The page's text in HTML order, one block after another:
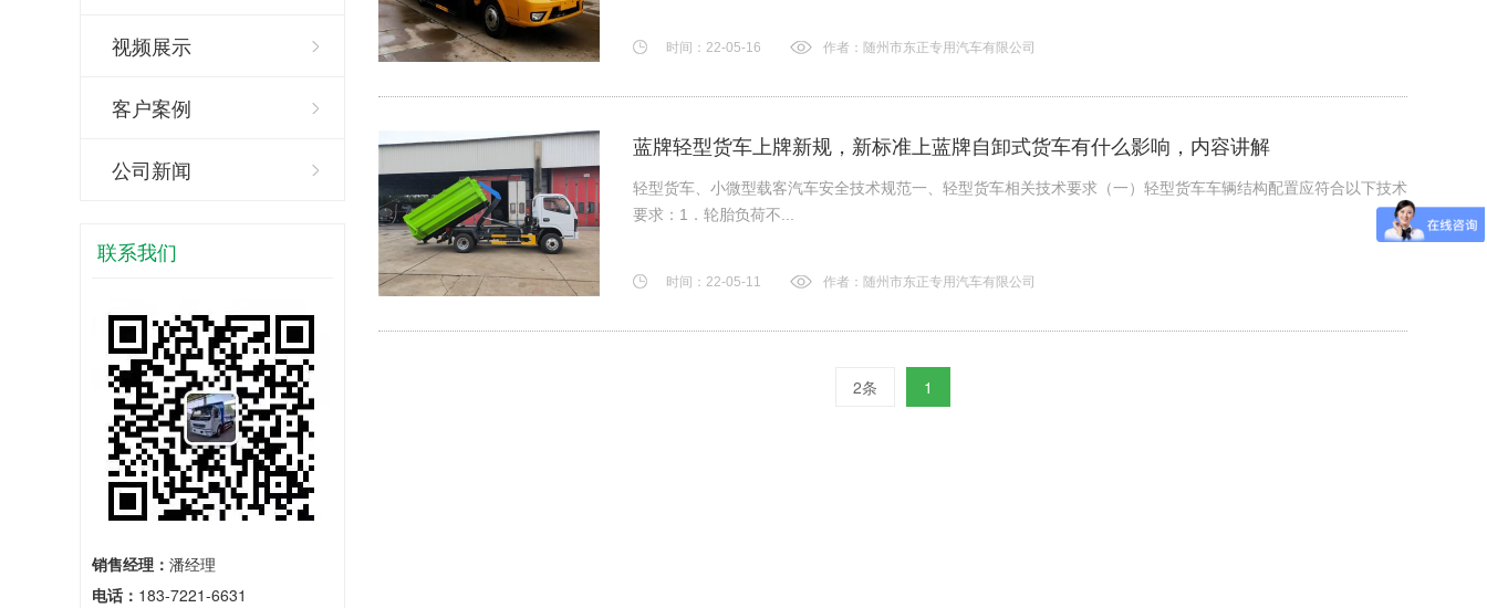
视频展示
客户案例
公司新闻
联系我们
销售经理： 潘经理
电话： 183-7221-6631
时间：22-05-16 作者：随州市东正专用汽车有限公司
蓝牌轻型货车上牌新规，新标准上蓝牌自卸式货车有什么影响，内容讲解
轻型货车、小微型载客汽车安全技术规范一、轻型货车相关技术要求（一）轻型货车车辆结构配置应符合以下技术
要求：1．轮胎负荷不...
时间：22-05-11 作者：随州市东正专用汽车有限公司
2条 1